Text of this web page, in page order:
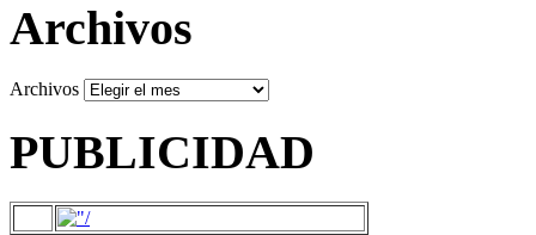
Archivos
Archivos
PUBLICIDAD